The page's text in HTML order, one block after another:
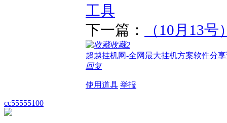
工具
下一篇：
（10月13
收藏2
超越挂机网-全网最大挂机方案软件分
回复
使用道具 举报
cc55555100